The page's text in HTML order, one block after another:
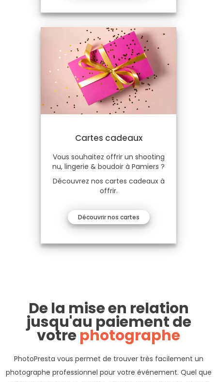
Cartes cadeaux
Vous souhaitez offrir un shooting
nu, lingerie & boudoir à Pamiers ?
Découvrez nos cartes cadeaux à
offrir.
Découvrir nos cartes
De la mise en relation
jusqu'au paiement de
votrephotographe
PhotoPresta vous permet de trouver très facilement un
photographe professionnel pour votre événement. Quel que